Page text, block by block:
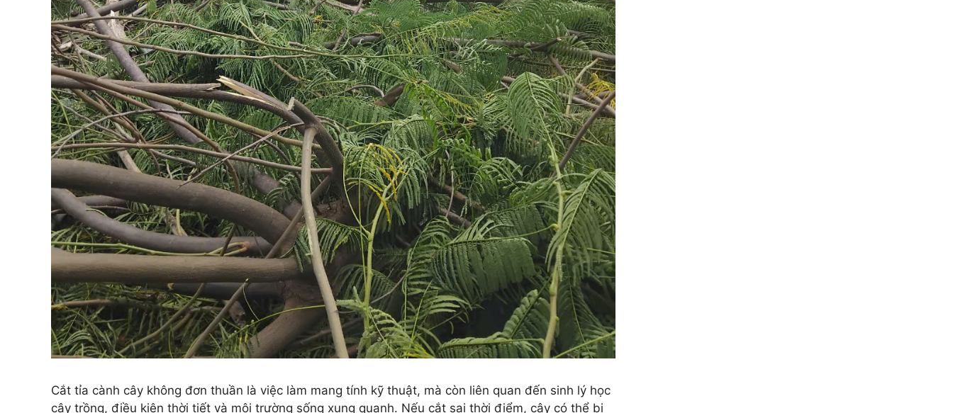
Cắt tỉa cành cây không đơn thuần là việc làm mang tính kỹ thuật, mà còn liên quan đến sinh lý học
cây trồng, điều kiện thời tiết và môi trường sống xung quanh. Nếu cắt sai thời điểm, cây có thể bị